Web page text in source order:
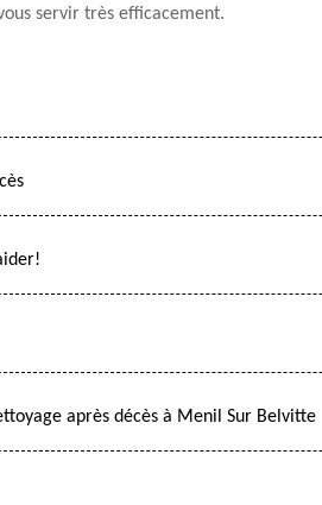
servir très efficacement.
après décès à Menil Sur Belvitte